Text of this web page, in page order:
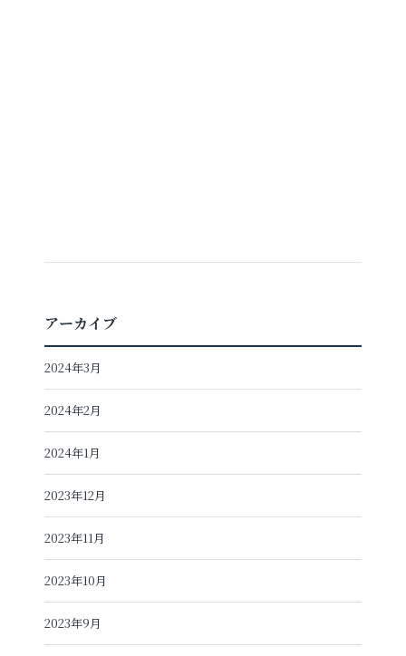
アーカイブ
2024年3月
2024年2月
2024年1月
2023年12月
2023年11月
2023年10月
2023年9月